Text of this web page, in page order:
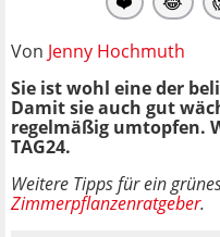
Von Jenny Hochmuth
Sie ist wohl eine der
Damit sie auch gut
regelmäßig umtopfen.
TAG24.
Weitere Tipps für ein
Zimmerpflanzenratgeber.